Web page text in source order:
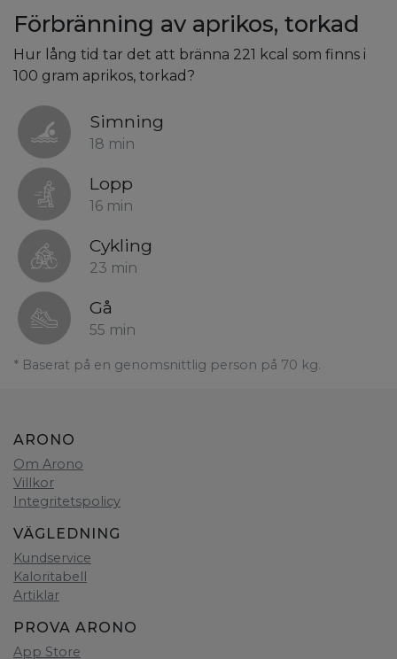
Förbränning av aprikos, torkad
Hur lång tid tar det att bränna 221 kcal som finns i
100 gram aprikos, torkad?
Simning
18 min
Lopp
16 min
Cykling
23 min
Gå
55 min
* Baserat på en genomsnittlig person på 70 kg.
ARONO
Om Arono
Villkor
Integritetspolicy
VÄGLEDNING
Kundservice
Kaloritabell
Artiklar
PROVA ARONO
App Store